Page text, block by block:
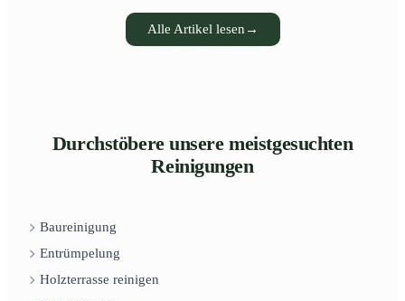
Alle Artikel lesen →
Durchstöbere unsere meistgesuchten
Reinigungen
Baureinigung
Entrümpelung
Holzterrasse reinigen